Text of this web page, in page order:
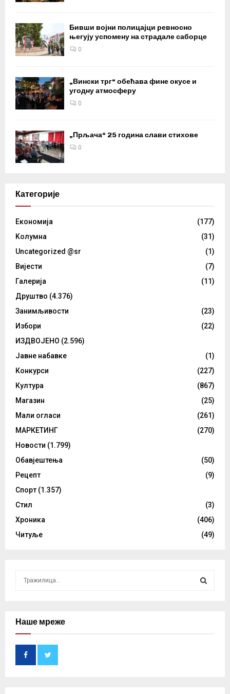
Бивши војни полицајци ревносно
његују успомену на страдале саборце
0
„Вински трг“ обећава фине окусе и
угодну атмосферу
0
„Прљача“ 25 година слави стихове
0
Категорије
Eкономија
(177)
Kолумнa
(31)
Uncategorized @sr
(1)
Вијести
(7)
Галерија
(11)
Друштво (4.376)
Занимљивости
(23)
Избори
(22)
ИЗДВОЈЕНО (2.596)
Јавне набавке
(1)
Конкурси
(227)
Култура
(867)
Магазин
(25)
Мали огласи
(261)
МАРКЕТИНГ
(270)
Новости (1.799)
Обавјештења
(50)
Рецепт
(9)
Спорт (1.357)
Стил
(3)
Хроника
(406)
Читуље
(49)
cНаше мреже